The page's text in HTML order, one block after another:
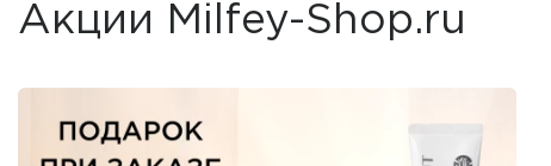
Акции Milfey-Shop.ru